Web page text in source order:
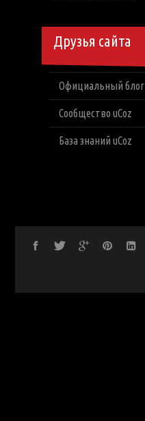
Друзья сайта
Официальный блог
Сообщество uCoz
База знаний uCoz